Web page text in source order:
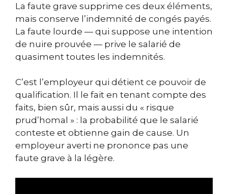
La faute grave supprime ces deux éléments,
mais conserve l’indemnité de congés payés.
La faute lourde — qui suppose une intention
de nuire prouvée — prive le salarié de
quasiment toutes les indemnités.
C’est l’employeur qui détient ce pouvoir de
qualification. Il le fait en tenant compte des
faits, bien sûr, mais aussi du « risque
prud’homal » : la probabilité que le salarié
conteste et obtienne gain de cause. Un
employeur averti ne prononce pas une
faute grave à la légère.